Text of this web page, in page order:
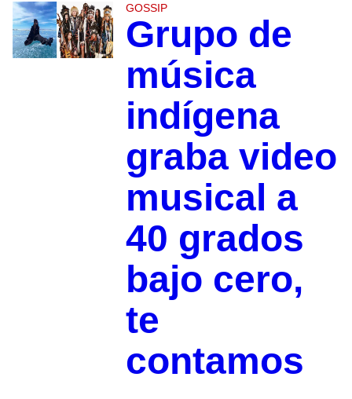
GOSSIP
Grupo de
música
indígena
graba video
musical a
40 grados
bajo cero,
te
contamos